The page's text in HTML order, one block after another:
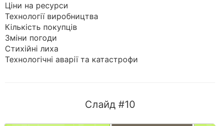
Ціни на ресурси
Технології виробництва
Кількість покупців
Зміни погоди
Стихійні лиха
Технологічні аварії та катастрофи
Слайд #10